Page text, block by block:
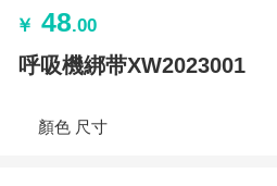
￥ 48.00
呼吸機綁带XW2023001
顏色 尺寸